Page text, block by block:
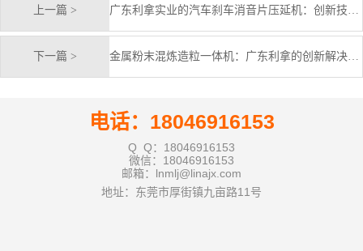
上一篇 >
下一篇 > 金属粉末混炼造粒一体机：广东利拿的创新解决方案
电话：18046916153
Q Q：18046916153
微信：18046916153
邮箱：lnmlj@linajx.com
地址：东莞市厚街镇九亩路11号